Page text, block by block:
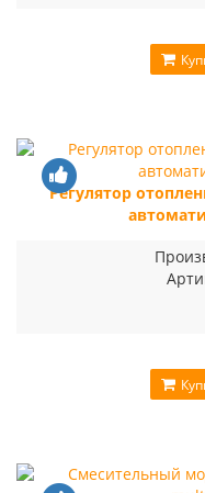
Радиатор Kermi
Регулятор